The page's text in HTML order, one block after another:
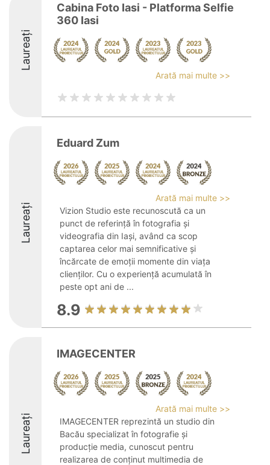
Laureați
Cabina Foto Iasi - Platforma Selfie
360 Iasi
Arată mai multe >>
Laureați
Eduard Zum
Arată mai multe >>
Vizion Studio este recunoscută ca un
punct de referință în fotografia și
videografia din Iași, având ca scop
captarea celor mai semnificative și
încărcate de emoții momente din viața
clienților. Cu o experiență acumulată în
peste opt ani de ...
8.9
Laureați
IMAGECENTER
Arată mai multe >>
IMAGECENTER reprezintă un studio din
Bacău specializat în fotografie și
producție media, cunoscut pentru
realizarea de conținut multimedia de